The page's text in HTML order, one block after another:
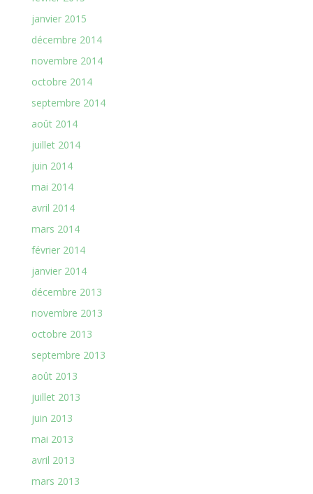
janvier 2015
décembre 2014
novembre 2014
octobre 2014
septembre 2014
août 2014
juillet 2014
juin 2014
mai 2014
avril 2014
mars 2014
février 2014
janvier 2014
décembre 2013
novembre 2013
octobre 2013
septembre 2013
août 2013
juillet 2013
juin 2013
mai 2013
avril 2013
mars 2013